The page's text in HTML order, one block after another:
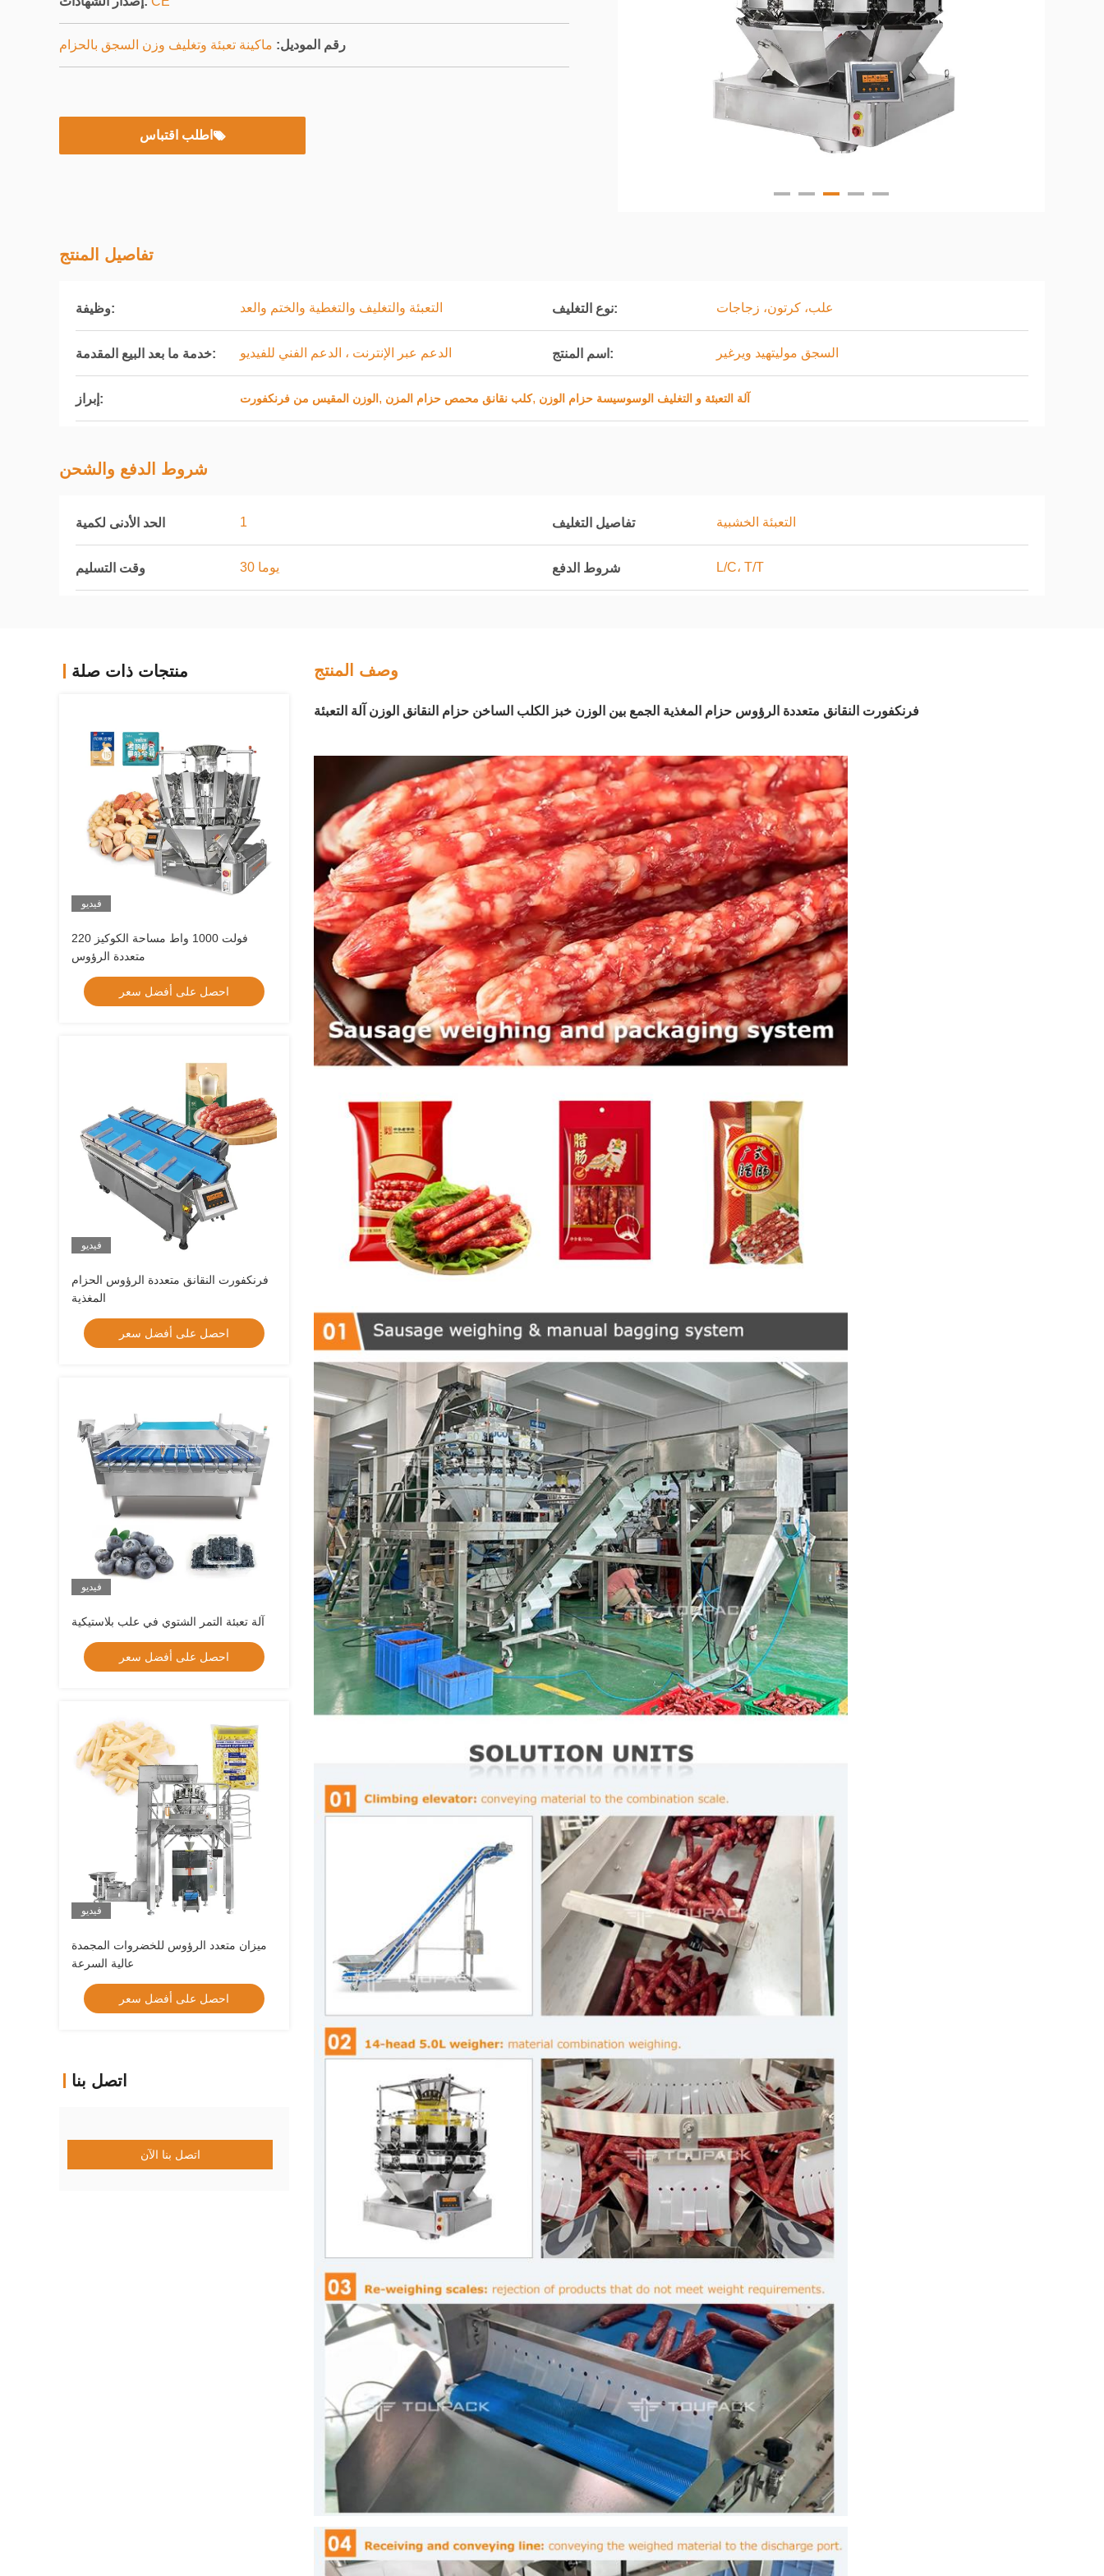
رقم الموديل: ماكينة تعبئة وتغليف وزن السجق بالحزام
اطلب اقتباس
تفاصيل المنتج
وظيفة: التعبئة والتغليف والتغطية والختم والعد نوع التغليف: علب، كرتون، زجاجات
خدمة ما بعد البيع المقدمة: الدعم عبر الإنترنت ، الدعم الفني للفيديو اسم المنتج: السجق موليتهيد ويرغير
إبراز: الوزن المقيس من فرنكفورت , كلب نقانق محمص حزام المزن, آلة التعبئة و التغليف الوسوسيسة حزام الوزن
شروط الدفع والشحن
الحد الأدنى لكمية 1 تفاصيل التغليف التعبئة الخشبية
وقت التسليم 30 يوما شروط الدفع L/C، T/T
منتجات ذات صلة
فيديو
220 فولت 1000 واط مساحة الكوكيز
متعددة الرؤوس
احصل على أفضل سعر
فيديو
فرنكفورت النقانق متعددة الرؤوس الحزام
المغذية
احصل على أفضل سعر
فيديو
آلة تعبئة التمر الشتوي في علب بلاستيكية
احصل على أفضل سعر
فيديو
ميزان متعدد الرؤوس للخضروات المجمدة
عالية السرعة
احصل على أفضل سعر
اتصل بنا
اتصل بنا الآن
وصف المنتج
فرنكفورت النقانق متعددة الرؤوس حزام المغذية الجمع بين الوزن خبز الكلب الساخن حزام النقانق الوزن آلة التعبئة